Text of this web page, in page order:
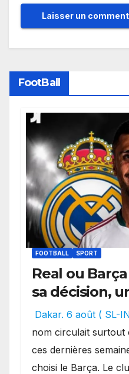
FootBall
FOOTBALL SPORT
Real ou
sa décision,
pourrait
sur le
transferts.
Dakar. 6 août ( SL-
nom circulait surtout
ces dernières
choisi le Barça. Le